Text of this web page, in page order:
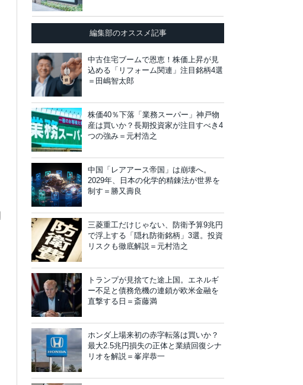
編集部のオススメ記事
中古住宅ブームで恩恵！株価上昇が見
込める「リフォーム関連」注目銘柄4選
＝田嶋智太郎
株価40％下落「業務スーパー」神戸物
産は買いか？長期投資家が注目すべき4
つの強み＝元村浩之
中国「レアアース帝国」は崩壊へ。
2029年、日本の化学的精錬法が世界を
制す＝勝又壽良
三菱重工だけじゃない、防衛予算9兆円
で浮上する「隠れ防衛銘柄」3選。投資
リスクも徹底解説＝元村浩之
トランプが見捨てた途上国。エネルギ
ー不足と債務危機の連鎖が欧米金融を
直撃する日＝斎藤満
ホンダ上場来初の赤字転落は買いか？
最大2.5兆円損失の正体と業績回復シナ
リオを解説＝峯岸恭一